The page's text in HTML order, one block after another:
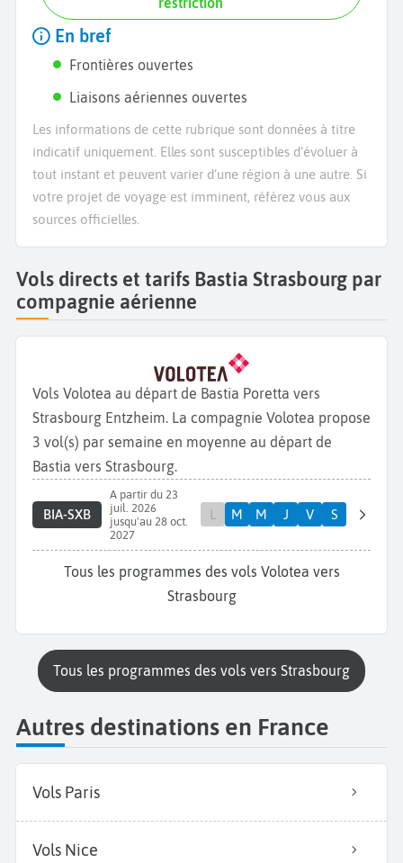
En bref
Frontières ouvertes
Liaisons aériennes ouvertes
Les informations de cette rubrique sont données à titre
indicatif uniquement. Elles sont susceptibles d’évoluer à
tout instant et peuvent varier d’une région à une autre. Si
votre projet de voyage est imminent, référez vous aux
sources officielles.
Vols directs et tarifs Bastia Strasbourg par
compagnie aérienne
Vols Volotea au départ de Bastia Poretta vers
Strasbourg Entzheim. La compagnie Volotea propose
3 vol(s) par semaine en moyenne au départ de
Bastia vers Strasbourg.
BIA-SXB
A partir du 23
juil. 2026
jusqu'au 28 oct.
2027
L M M J V S
Tous les programmes des vols Volotea vers
Strasbourg
Tous les programmes des vols vers Strasbourg
Autres destinations en France
Vols Paris
Vols Nice